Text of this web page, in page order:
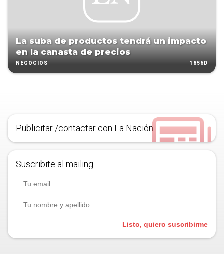
La suba de productos tendrá un impacto
en la canasta de precios
NEGOCIOS 1856D
Publicitar /contactar con La Nación
Suscribite al mailing.
Listo, quiero suscribirme